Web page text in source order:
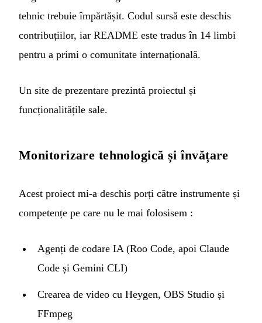
tehnic trebuie împărtășit. Codul sursă este deschis
contribuțiilor, iar README este tradus în 14 limbi
pentru a primi o comunitate internațională.
Un site de prezentare prezintă proiectul și
funcționalitățile sale.
Monitorizare tehnologică și învățare
Acest proiect mi-a deschis porți către instrumente și
competențe pe care nu le mai folosisem :
Agenți de codare IA (Roo Code, apoi Claude
Code și Gemini CLI)
Crearea de video cu Heygen, OBS Studio și
FFmpeg